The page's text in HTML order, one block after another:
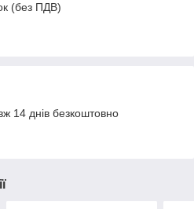
(без ПДВ)
14 днів безкоштовно